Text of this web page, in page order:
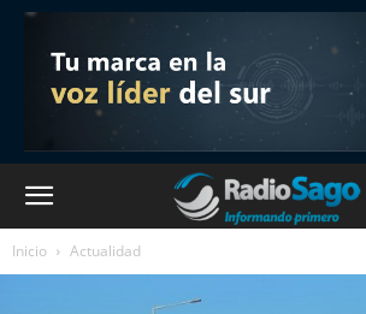
Inicio Actualidad